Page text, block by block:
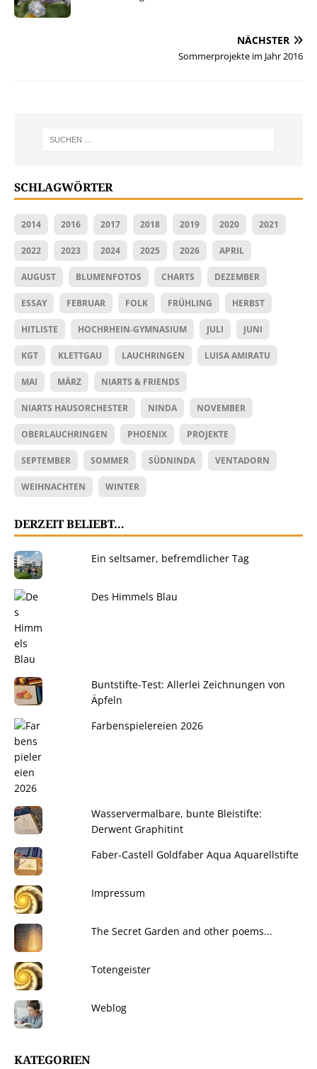
NÄCHSTER
Sommerprojekte im Jahr 2016
SCHLAGWÖRTER
2014 2016 2017 2018 2019 2020 2021
2022 2023 2024 2025 2026 APRIL
AUGUST BLUMENFOTOS CHARTS DEZEMBER
ESSAY FEBRUAR FOLK FRÜHLING HERBST
HITLISTE HOCHRHEIN-GYMNASIUM JULI JUNI
KGT KLETTGAU LAUCHRINGEN LUISA AMIRATU
MAI MÄRZ NIARTS & FRIENDS
NIARTS HAUSORCHESTER NINDA NOVEMBER
OBERLAUCHRINGEN PHOENIX PROJEKTE
SEPTEMBER SOMMER SÜDNINDA VENTADORN
WEIHNACHTEN WINTER
DERZEIT BELIEBT…
Ein seltsamer, befremdlicher Tag
Des Himmels Blau
Buntstifte-Test: Allerlei Zeichnungen von
Äpfeln
Farbenspielereien 2026
Wasservermalbare, bunte Bleistifte:
Derwent Graphitint
Faber-Castell Goldfaber Aqua Aquarellstifte
Impressum
The Secret Garden and other poems...
Totengeister
Weblog
KATEGORIEN